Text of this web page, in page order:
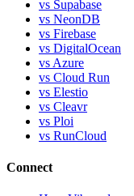
vs Supabase
vs NeonDB
vs Firebase
vs DigitalOcean
vs Azure
vs Cloud Run
vs Elestio
vs Cleavr
vs Ploi
vs RunCloud
Connect